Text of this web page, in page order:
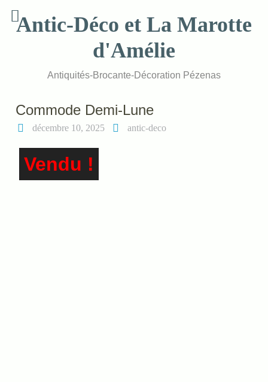
contentAntic-Déco et La Marotte
d'Amélie
Antiquités-Brocante-Décoration Pézenas
Commode Demi-Lune
décembre 10, 2025 antic-deco
Vendu !